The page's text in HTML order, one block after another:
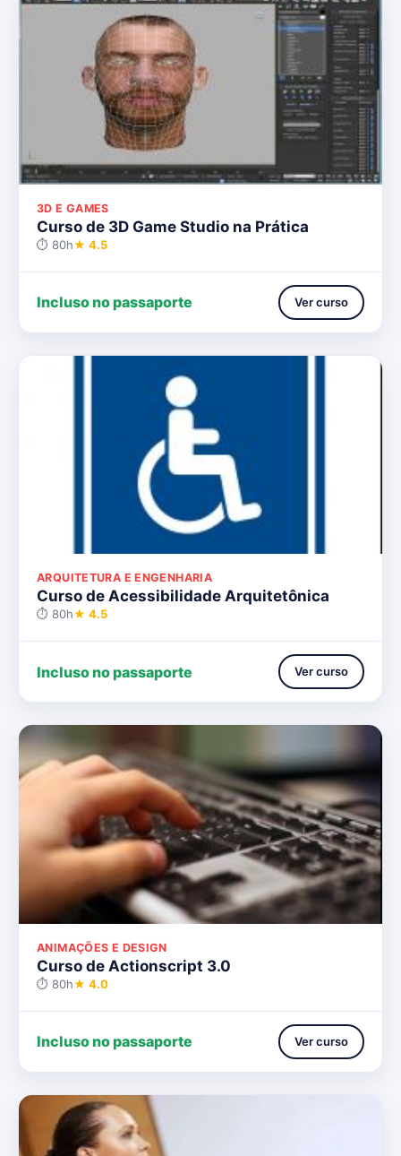
3D E GAMES
Curso de 3D Game Studio na Prática
⏱ 80h★ 4.5
Incluso no passaporte Ver curso
ARQUITETURA E ENGENHARIA
Curso de Acessibilidade Arquitetônica
⏱ 80h★ 4.5
Incluso no passaporte Ver curso
ANIMAÇÕES E DESIGN
Curso de Actionscript 3.0
⏱ 80h★ 4.0
Incluso no passaporte Ver curso